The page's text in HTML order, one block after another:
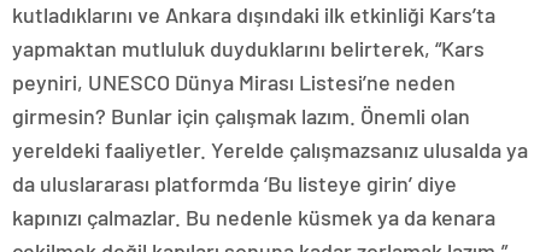
kutladıklarını ve Ankara dışındaki ilk etkinliği Kars’ta
yapmaktan mutluluk duyduklarını belirterek, “Kars
peyniri, UNESCO Dünya Mirası Listesi’ne neden
girmesin? Bunlar için çalışmak lazım. Önemli olan
yereldeki faaliyetler. Yerelde çalışmazsanız ulusalda ya
da uluslararası platformda ‘Bu listeye girin’ diye
kapınızı çalmazlar. Bu nedenle küsmek ya da kenara